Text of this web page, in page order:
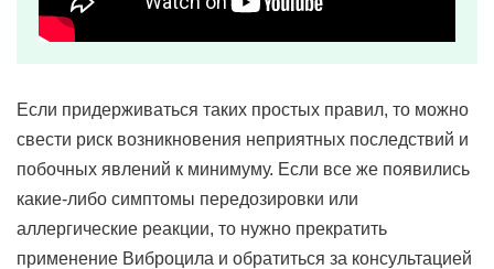
Если придерживаться таких простых правил, то можно
свести риск возникновения неприятных последствий и
побочных явлений к минимуму. Если все же появились
какие-либо симптомы передозировки или
аллергические реакции, то нужно прекратить
применение Виброцила и обратиться за консультацией